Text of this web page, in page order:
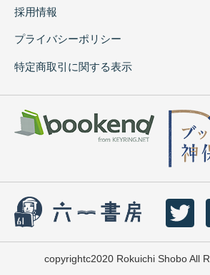
採用情報
プライバシーポリシー
特定商取引に関する表示
copyrightc2020 Rokuichi Shobo All